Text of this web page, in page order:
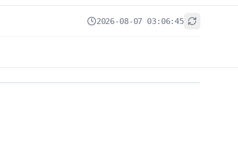
2026-08-07 03:06:45